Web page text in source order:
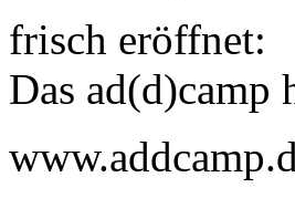
frisch eröffnet:
Das ad(d)camp